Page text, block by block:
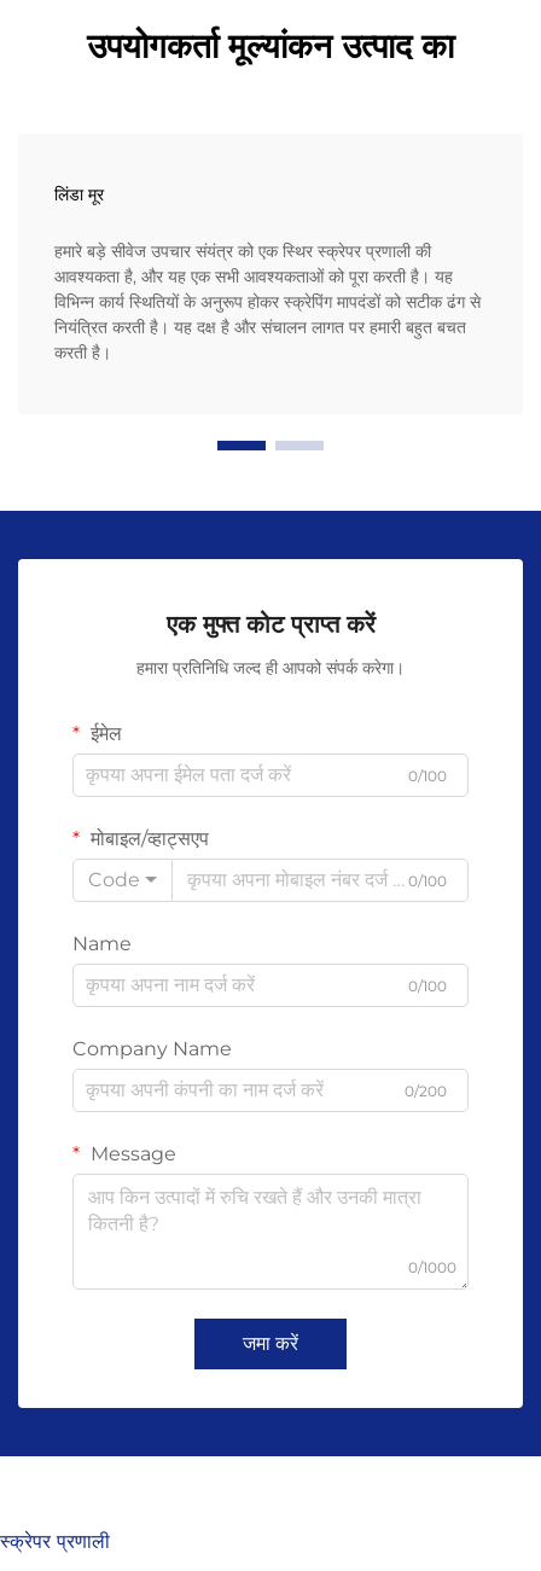
उपयोगकर्ता मूल्यांकन उत्पाद का
लिंडा मूर
हमारे बड़े सीवेज उपचार संयंत्र को एक स्थिर स्क्रेपर प्रणाली की
आवश्यकता है, और यह एक सभी आवश्यकताओं को पूरा करती है। यह
विभिन्न कार्य स्थितियों के अनुरूप होकर स्क्रेपिंग मापदंडों को सटीक ढंग से
नियंत्रित करती है। यह दक्ष है और संचालन लागत पर हमारी बहुत बचत
करती है।
एक मुफ्त कोट प्राप्त करें
हमारा प्रतिनिधि जल्द ही आपको संपर्क करेगा।
ईमेल
0/100
मोबाइल/व्हाट्सएप
Code
0/100
Name
0/100
Company Name
0/200
Message
0/1000
जमा करें
स्क्रेपर प्रणाली